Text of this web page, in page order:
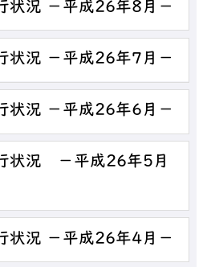
状況 －平成26年8月－
状況 －平成26年7月－
状況 －平成26年6月－
状況 －平成26年5月
状況 －平成26年4月－